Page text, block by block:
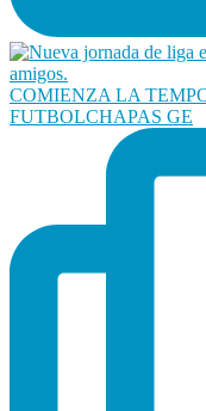
COMIENZA LA
FUTBOLCHAPAS GE